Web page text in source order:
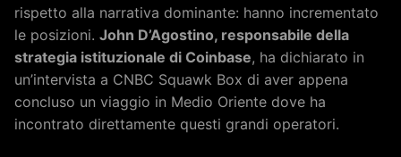
rispetto alla narrativa dominante: hanno incrementato
le posizioni. John D’Agostino, responsabile della
strategia istituzionale di Coinbase, ha dichiarato in
un’intervista a CNBC Squawk Box di aver appena
concluso un viaggio in Medio Oriente dove ha
incontrato direttamente questi grandi operatori.